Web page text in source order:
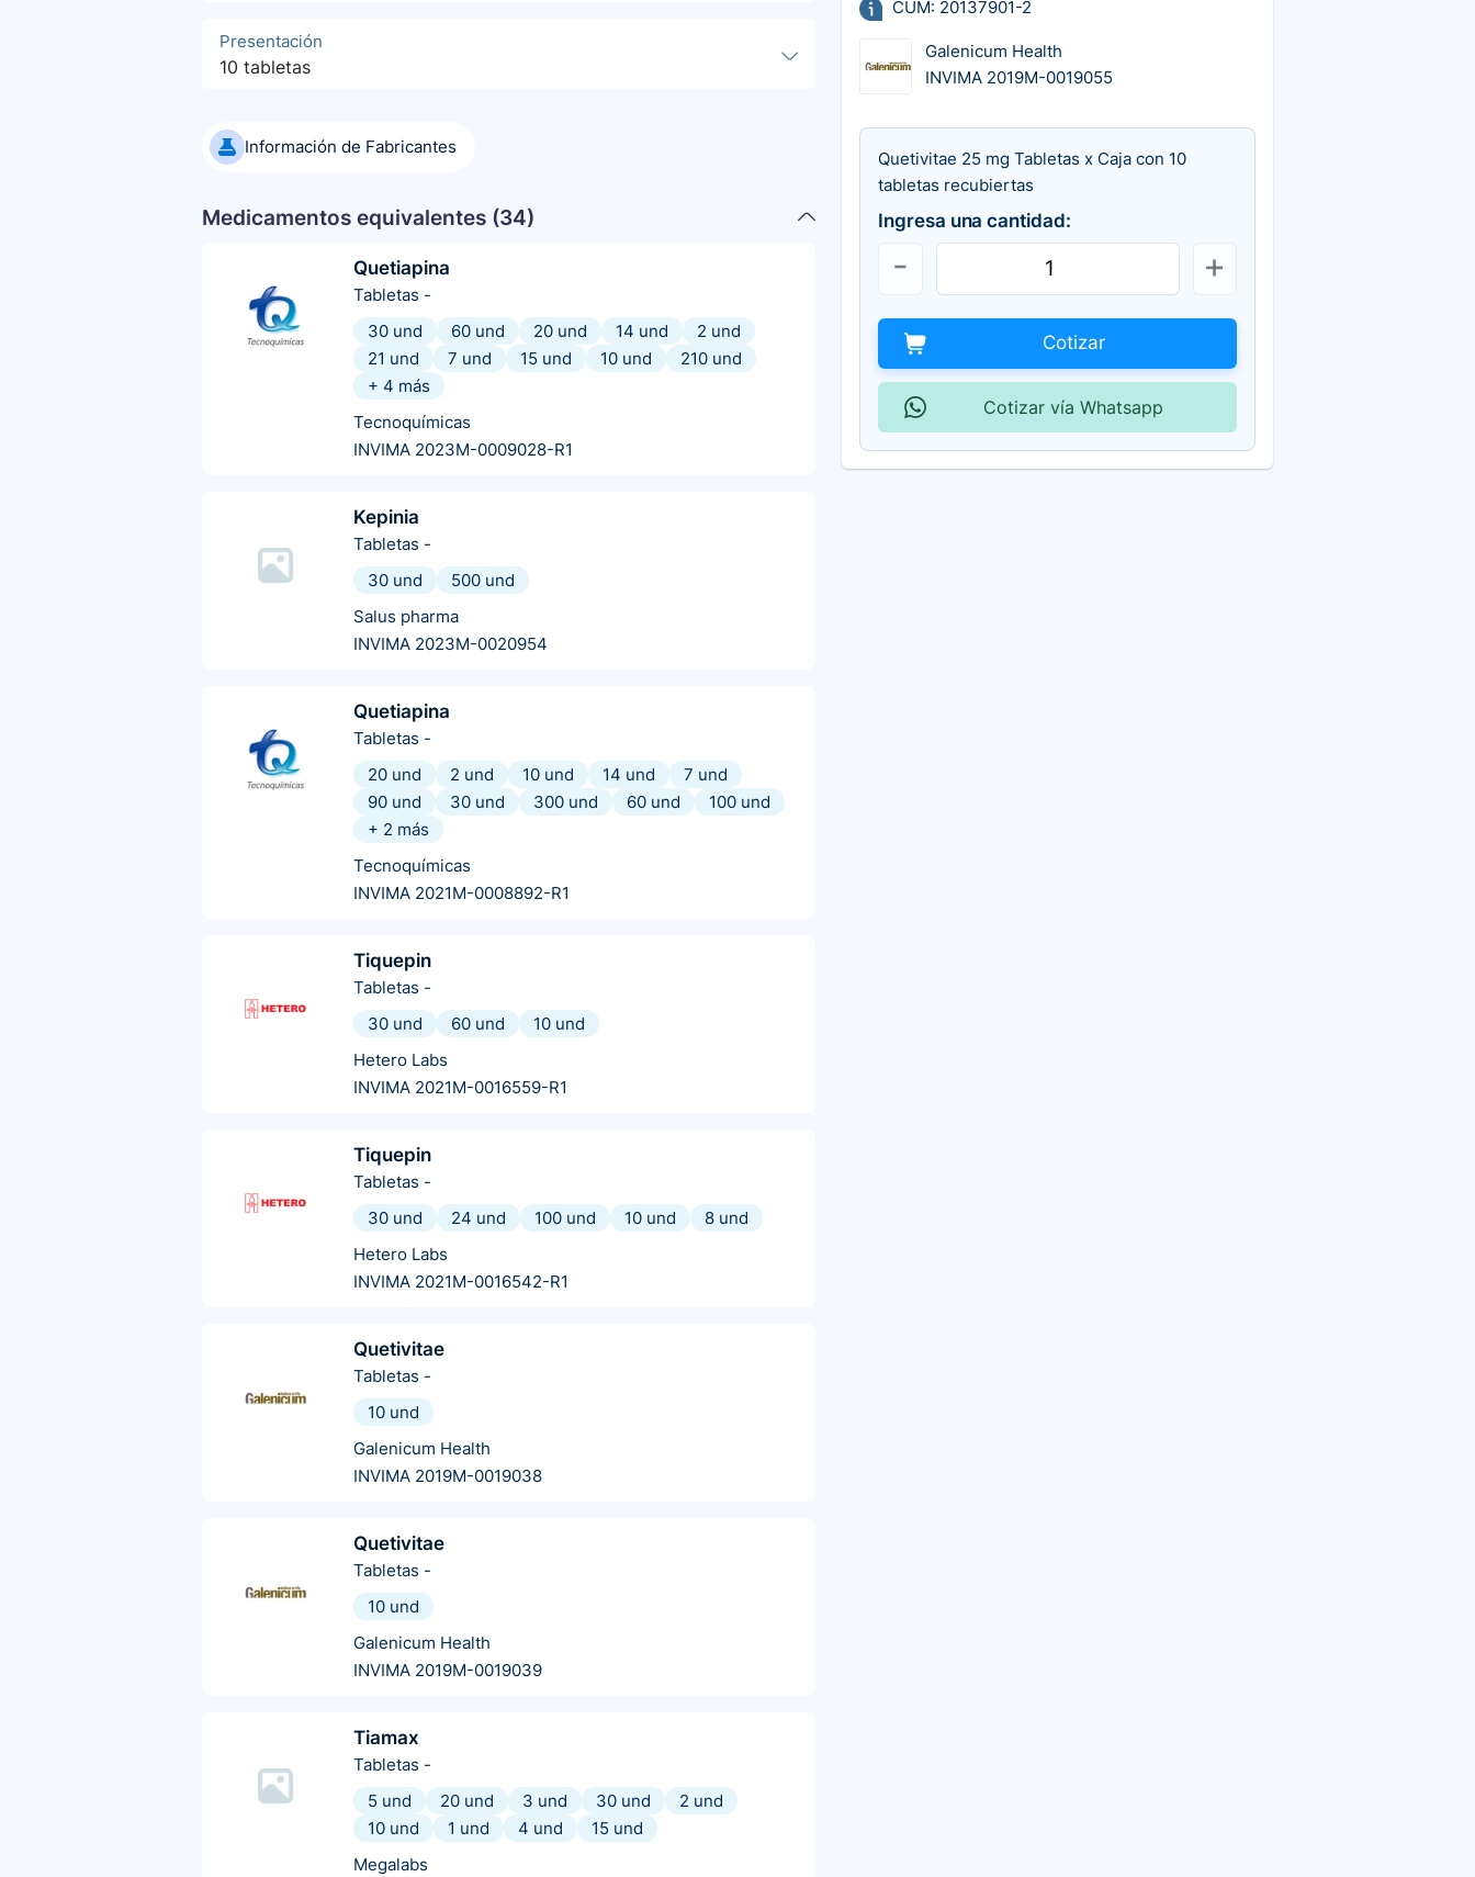
Presentación
10 tabletas
Información de Fabricantes
Medicamentos equivalentes (34)
Quetiapina
Tabletas -
30 und
60 und 20 und 14 und
2 und
21 und
7 und 15 und 10 und
210 und
+ 4 más
Tecnoquímicas
INVIMA 2023M-0009028-R1
Kepinia
Tabletas -
30 und
500 und
Salus pharma
INVIMA 2023M-0020954
Quetiapina
Tabletas -
20 und
2 und 10 und 14 und
7 und
90 und
30 und 300 und 60 und
100 und
+ 2 más
Tecnoquímicas
INVIMA 2021M-0008892-R1
Tiquepin
Tabletas -
30 und
60 und
10 und
Hetero Labs
INVIMA 2021M-0016559-R1
Tiquepin
Tabletas -
30 und
24 und 100 und 10 und
8 und
Hetero Labs
INVIMA 2021M-0016542-R1
Quetivitae
Tabletas -
10 und
Galenicum Health
INVIMA 2019M-0019038
Quetivitae
Tabletas -
10 und
Galenicum Health
INVIMA 2019M-0019039
Tiamax
Tabletas -
5 und
20 und 3 und 30 und
2 und
10 und
1 und 4 und
15 und
Megalabs
CUM: 20137901-2
Galenicum Health
INVIMA 2019M-0019055
Quetivitae 25 mg Tabletas x Caja con 10
tabletas recubiertas
Ingresa una cantidad:
Cotizar
Cotizar vía Whatsapp